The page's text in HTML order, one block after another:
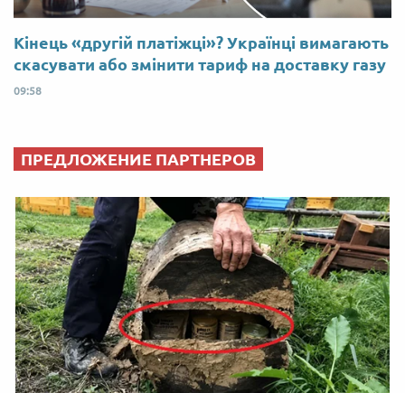
Кінець «другій платіжці»? Українці вимагають
скасувати або змінити тариф на доставку газу
09:58
ПРЕДЛОЖЕНИЕ ПАРТНЕРОВ